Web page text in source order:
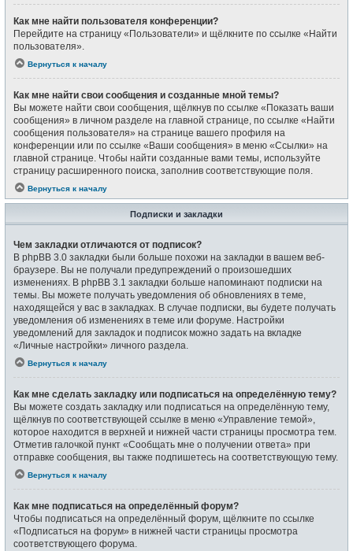
Как мне найти пользователя конференции?
Перейдите на страницу «Пользователи» и щёлкните по ссылке «Найти
пользователя».
Вернуться к началу
Как мне найти свои сообщения и созданные мной темы?
Вы можете найти свои сообщения, щёлкнув по ссылке «Показать ваши
сообщения» в личном разделе на главной странице, по ссылке «Найти
сообщения пользователя» на странице вашего профиля на
конференции или по ссылке «Ваши сообщения» в меню «Ссылки» на
главной странице. Чтобы найти созданные вами темы, используйте
страницу расширенного поиска, заполнив соответствующие поля.
Вернуться к началу
Подписки и закладки
Чем закладки отличаются от подписок?
В phpBB 3.0 закладки были больше похожи на закладки в вашем веб-
браузере. Вы не получали предупреждений о произошедших
изменениях. В phpBB 3.1 закладки больше напоминают подписки на
темы. Вы можете получать уведомления об обновлениях в теме,
находящейся у вас в закладках. В случае подписки, вы будете получать
уведомления об изменениях в теме или форуме. Настройки
уведомлений для закладок и подписок можно задать на вкладке
«Личные настройки» личного раздела.
Вернуться к началу
Как мне сделать закладку или подписаться на определённую тему?
Вы можете создать закладку или подписаться на определённую тему,
щёлкнув по соответствующей ссылке в меню «Управление темой»,
которое находится в верхней и нижней части страницы просмотра тем.
Отметив галочкой пункт «Сообщать мне о получении ответа» при
отправке сообщения, вы также подпишетесь на соответствующую тему.
Вернуться к началу
Как мне подписаться на определённый форум?
Чтобы подписаться на определённый форум, щёлкните по ссылке
«Подписаться на форум» в нижней части страницы просмотра
соответствующего форума.